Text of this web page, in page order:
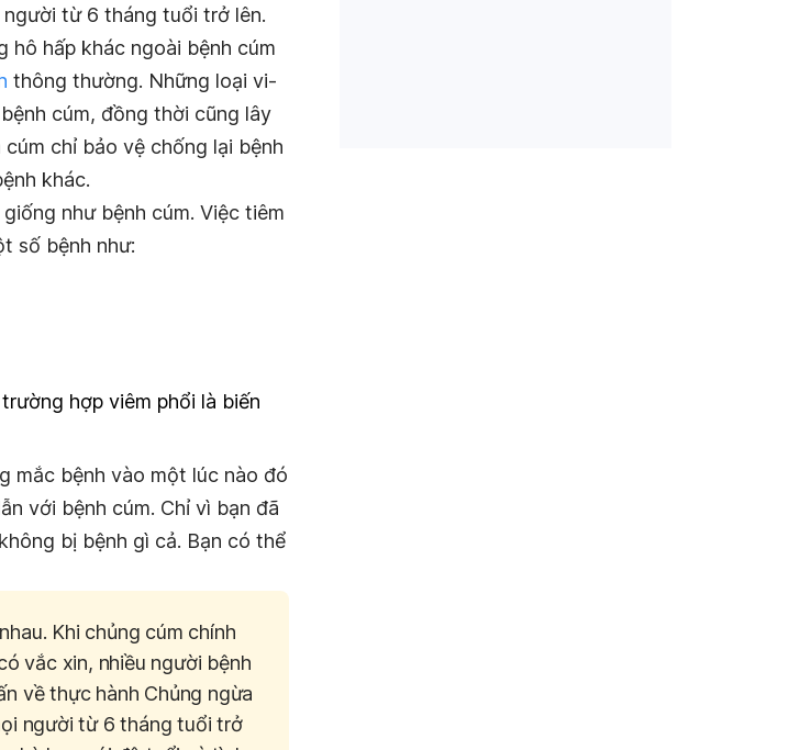
từ 6 tháng tuổi trở lên.
hấp khác ngoài bệnh cúm
thông thường. Những loại vi-
cúm, đồng thời cũng lây
chỉ bảo vệ chống lại bệnh
khác.
như bệnh cúm. Việc tiêm
số bệnh như:
hợp viêm phổi là biến
mắc bệnh vào một lúc nào đó
với bệnh cúm. Chỉ vì bạn đã
bị bệnh gì cả. Bạn có thể
Khi chủng cúm chính
vắc xin, nhiều người bệnh
về thực hành Chủng ngừa
người từ 6 tháng tuổi trở